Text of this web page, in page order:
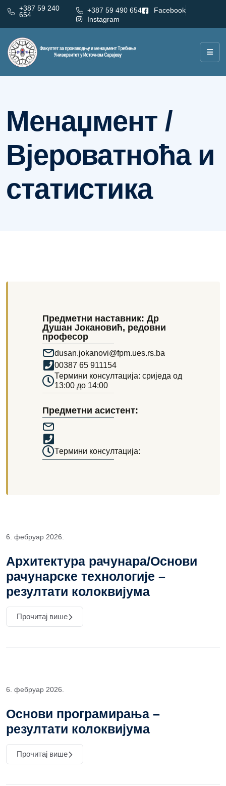
+387 59 240
654
+387 59 490 654
Facebook
Instagram
Категорија:
Менаџмент /
Вјероватноћа и
статистика
Предметни наставник: Др
Душан Јокановић, редовни
професор
dusan.jokanovi@fpm.ues.rs.ba
00387 65 911154
Термини консултација: сриједа од
13:00 до 14:00
Предметни асистент:
Термини консултација:
6. фебруар 2026.
Архитектура рачунара/Основи
рачунарске технологије –
резултати колоквијума
Прочитај више
6. фебруар 2026.
Основи програмирања –
резултати колоквијума
Прочитај више